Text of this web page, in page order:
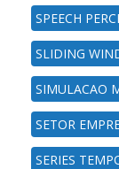
SPEECH
SLIDING
SIMULACAO
SETOR
SERIES